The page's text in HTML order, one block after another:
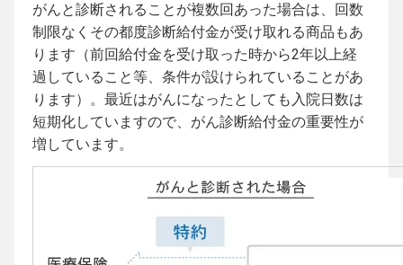
がんと診断されることが複数回あった場合は、回数
制限なくその都度診断給付金が受け取れる商品もあ
ります（前回給付金を受け取った時から2年以上経
過していること等、条件が設けられていることがあ
ります）。最近はがんになったとしても入院日数は
短期化していますので、がん診断給付金の重要性が
増しています。